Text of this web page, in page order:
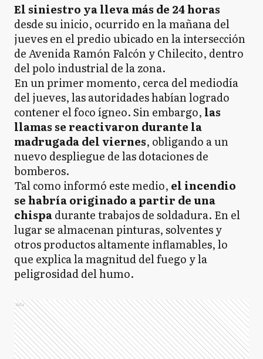
El siniestro ya lleva más de 24 horas
desde su inicio, ocurrido en la mañana del
jueves en el predio ubicado en la intersección
de Avenida Ramón Falcón y Chilecito, dentro
del polo industrial de la zona.
En un primer momento, cerca del mediodía
del jueves, las autoridades habían logrado
contener el foco ígneo. Sin embargo, las
llamas se reactivaron durante la
madrugada del viernes, obligando a un
nuevo despliegue de las dotaciones de
bomberos.
Tal como informó este medio, el incendio
se habría originado a partir de una
chispadurante trabajos de soldadura. En el
lugar se almacenan pinturas, solventes y
otros productos altamente inflamables, lo
que explica la magnitud del fuego y la
peligrosidad del humo.
Ads